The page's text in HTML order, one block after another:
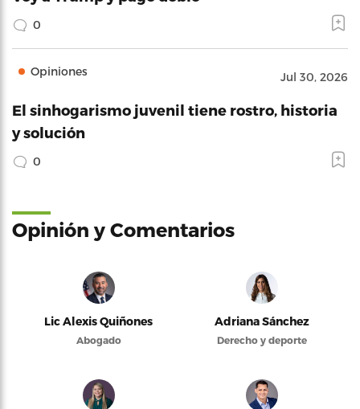
0
Opiniones Jul 30, 2026
El sinhogarismo juvenil tiene rostro, historia
y solución
0
Opinión y Comentarios
Lic Alexis Quiñones
Abogado
Adriana Sánchez
Derecho y deporte